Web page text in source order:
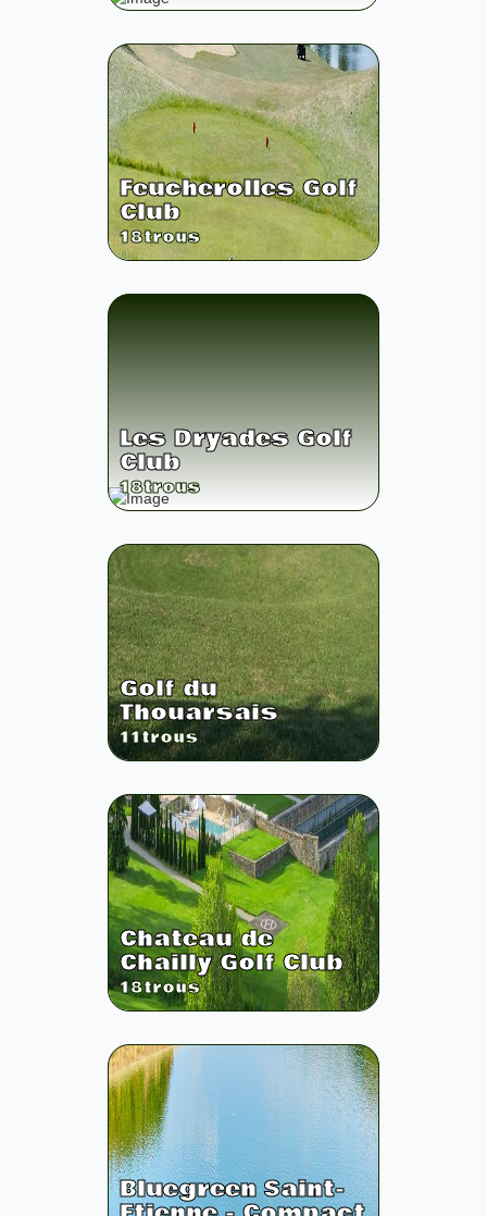
Feucherolles Golf
Club
18trous
Les Dryades Golf
Club
18trous
Golf du
Thouarsais
11trous
Chateau de
Chailly Golf Club
18trous
Bluegreen Saint-